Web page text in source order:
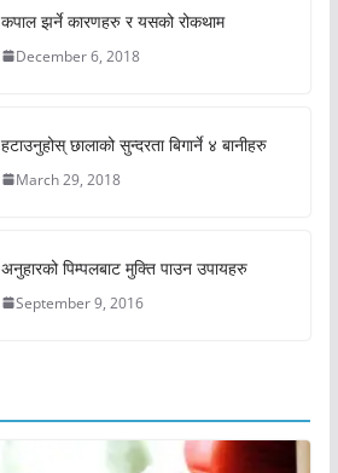
कपाल झर्ने कारणहरु र यसको रोकथाम
December 6, 2018
हटाउनुहोस् छालाको सुन्दरता बिगार्ने ४ बानीहरु
March 29, 2018
अनुहारको पिम्पलबाट मुक्ति पाउन उपायहरु
September 9, 2016